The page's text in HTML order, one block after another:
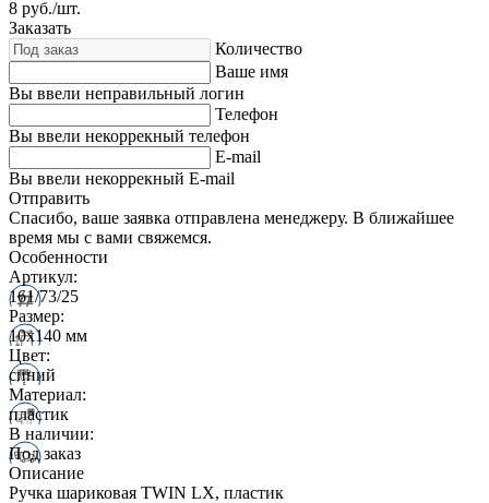
8 руб./шт.
Заказать
Количество
Ваше имя
Вы ввели неправильный логин
Телефон
Вы ввели некоррекный телефон
E-mail
Вы ввели некоррекный E-mail
Отправить
Спасибо, ваше заявка отправлена менеджеру. В ближайшее
время мы с вами свяжемся.
Особенности
Артикул:
161/73/25
Размер:
10х140 мм
Цвет:
синий
Материал:
пластик
В наличии:
Под заказ
Описание
Ручка шариковая TWIN LX, пластик